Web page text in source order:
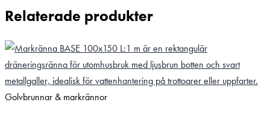
Relaterade produkter
Golvbrunnar & markrännor